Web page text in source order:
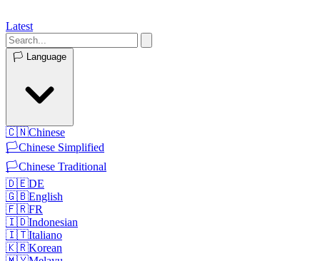
Latest
🏳️ Language
🇨🇳Chinese
🏳️Chinese Simplified
🏳️Chinese Traditional
🇩🇪DE
🇬🇧English
🇫🇷FR
🇮🇩Indonesian
🇮🇹Italiano
🇰🇷Korean